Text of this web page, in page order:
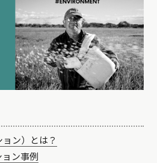
ン）とは？
ン事例